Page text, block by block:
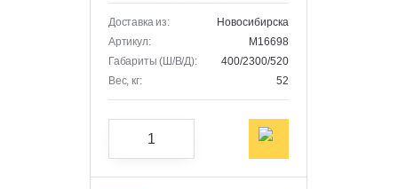
Доставка из:
Новосибирска
Артикул:
M16698
Габариты (Ш/В/Д):
400/2300/520
Вес, кг:
52